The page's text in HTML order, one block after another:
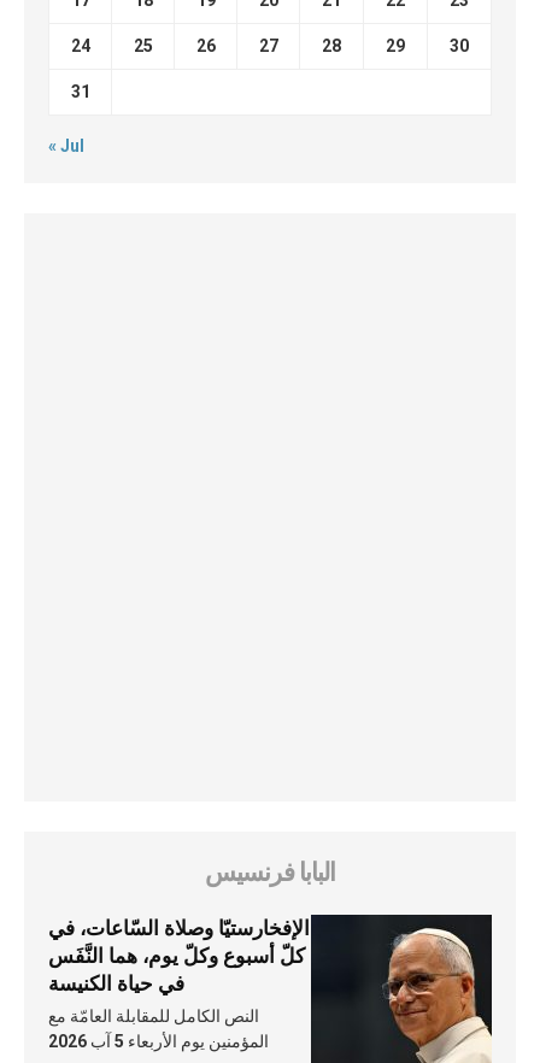
24 25 26 27 28 29 30
31
« Jul
البابا فرنسيس
الإفخارستيّا وصلاة السّاعات، في
كلّ أسبوع وكلّ يوم، هما النَّفَس
في حياة الكنيسة
النص الكامل للمقابلة العامّة مع
المؤمنين يوم الأربعاء 5 آب 2026